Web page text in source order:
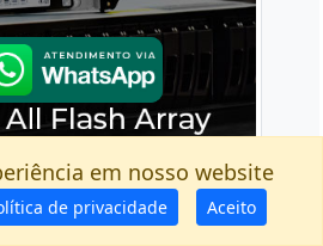
Array - Sistemas de
Totalmente Flash
em nosso website
de privacidade Aceito